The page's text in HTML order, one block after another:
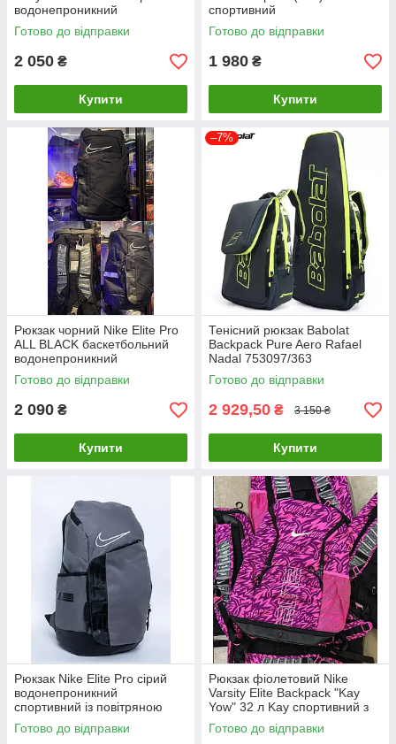
водонепроникний
спортивний
Готово до відправки
2 050 ₴
Купити
спортивний
Готово до відправки
1 980 ₴
Купити
Рюкзак чорний Nike Elite Pro
ALL BLACK баскетбольний
водонепроникний
спортивний
Готово до відправки
2 090 ₴
Купити
–7%
Тенісний рюкзак Babolat
Backpack Pure Aero Rafael
Nadal 753097/363
Готово до відправки
2 929,50 ₴ 3 150 ₴
Купити
Рюкзак Nike Elite Pro сірий
водонепроникний
спортивний із повітряною
подушкою
Готово до відправки
Рюкзак фіолетовий Nike
Varsity Elite Backpack "Kay
Yow" 32 л Kay спортивний з
відділенням для ноутбука та
функцією вентиляції
Готово до відправки